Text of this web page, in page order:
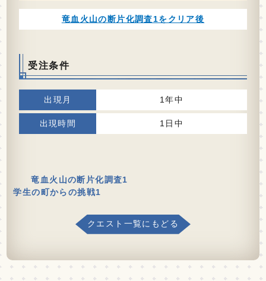
竜血火山の断片化調査1をクリア後
受注条件
1年中
1日中
竜血火山の断片化調査1
学生の町からの挑戦1
クエスト一覧にもどる